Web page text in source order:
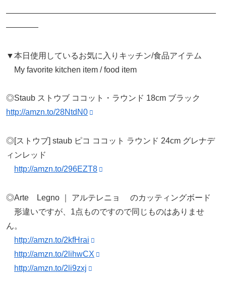
——————————————————————————
————
▼本日使用しているお気に入りキッチン/食品アイテム
My favorite kitchen item / food item
◎Staub ストウブ ココット・ラウンド 18cm ブラック
http://amzn.to/28NtdN0
◎[ストウブ] staub ピコ ココット ラウンド 24cm グレナデ
ィンレッド
http://amzn.to/296EZT8
◎Arte Legno ｜ アルテレニョ のカッティングボード
形違いですが、1点ものですので同じものはありませ
ん。
http://amzn.to/2kfHrai
http://amzn.to/2lihwCX
http://amzn.to/2li9zxj